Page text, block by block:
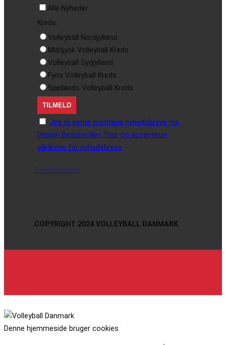
Alle Nyheder
Kreds:
Volleyball Nordjylland
Midtjysk Volleyball Kreds
Volleyball Sydjylland
Fyns Volleyball Kreds
Sjællands Volleyball Kreds
Jeg vil gerne modtage nyhedsbreve fra
Danish Beachvolley Tour og accepterer
vilkårene for nyhedsbreve
Privatlivspolitik
COPYRIGHT 2024 VOLLEYBALL DANMARK
Denne hjemmeside bruger cookies